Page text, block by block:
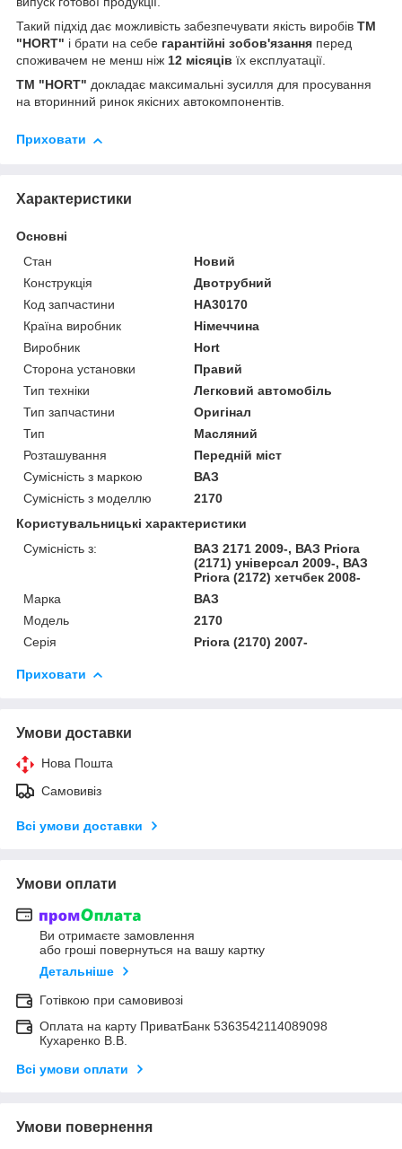
Такий підхід дає можливість забезпечувати якість виробів TM
"HORT" і брати на себе гарантійні зобов'язання перед
споживачем не менш ніж 12 місяців їх експлуатації.
TM "HORT" докладає максимальні зусилля для просування
на вторинний ринок якісних автокомпонентів.
Приховати
Характеристики
Основні
Стан
Новий
Конструкція
Двотрубний
Код запчастини
HA30170
Країна виробник
Німеччина
Виробник
Hort
Сторона установки
Правий
Тип техніки
Легковий автомобіль
Тип запчастини
Оригінал
Тип
Масляний
Розташування
Передній міст
Сумісність з маркою
ВАЗ
Сумісність з моделлю
2170
Користувальницькі характеристики
Сумісність з:
ВАЗ 2171 2009-, ВАЗ Priora
(2171) універсал 2009-, ВАЗ
Priora (2172) хетчбек 2008-
Марка
ВАЗ
Модель
2170
Серія
Priora (2170) 2007-
Приховати
Умови доставки
Нова Пошта
Самовивіз
Всі умови доставки
Умови оплати
Ви отримаєте замовлення
або гроші повернуться на вашу картку
Детальніше
Готівкою при самовивозі
Оплата на карту ПриватБанк 5363542114089098
Кухаренко В.В.
Всі умови оплати
Умови повернення